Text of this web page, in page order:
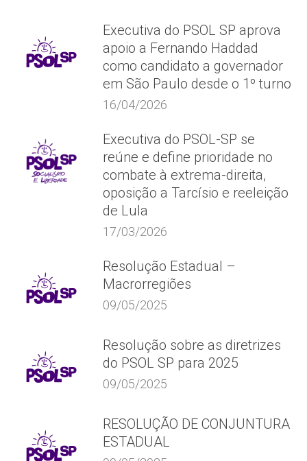
Executiva do PSOL SP aprova
apoio a Fernando Haddad
como candidato a governador
em São Paulo desde o 1º turno
16/04/2026
Executiva do PSOL-SP se
reúne e define prioridade no
combate à extrema-direita,
oposição a Tarcísio e reeleição
de Lula
17/03/2026
Resolução Estadual –
Macrorregiões
09/05/2025
Resolução sobre as diretrizes
do PSOL SP para 2025
09/05/2025
RESOLUÇÃO DE CONJUNTURA
ESTADUAL